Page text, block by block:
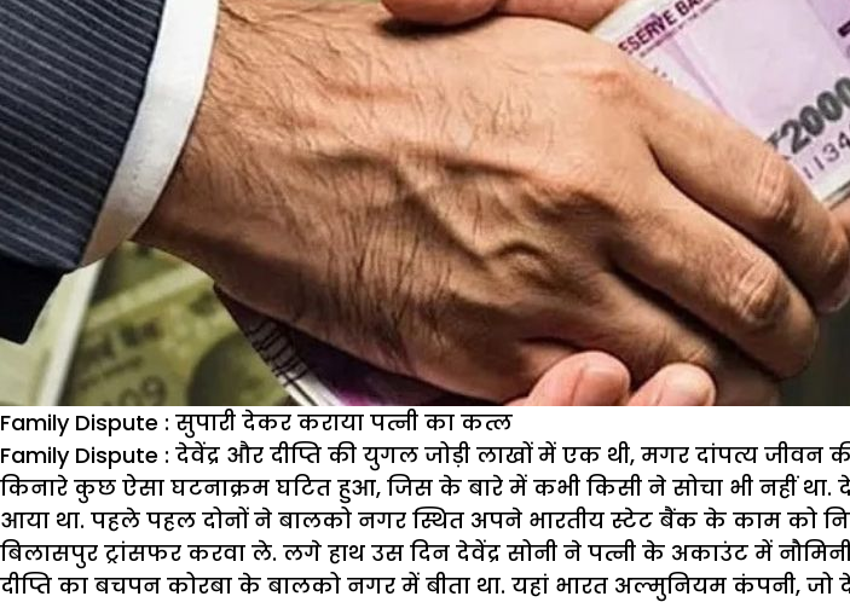
Family Dispute : सुपारी देकर कराया पत्नी का कत्ल
Family Dispute : देवेंद्र और दीप्ति की युगल जोड़ी लाखों में एक थी, मगर दांपत्य
किनारे कुछ ऐसा घटनाक्रम घटित हुआ, जिस के बारे में कभी किसी ने सोचा भी नहीं था.
आया था. पहले पहल दोनों ने बालको नगर स्थित अपने भारतीय स्टेट बैंक के काम को
बिलासपुर ट्रांसफर करवा ले. लगे हाथ उस दिन देवेंद्र सोनी ने पत्नी के अकाउंट में
दीप्ति का बचपन कोरबा के बालको नगर में बीता था. यहां भारत अल्मुनियम कंपनी,